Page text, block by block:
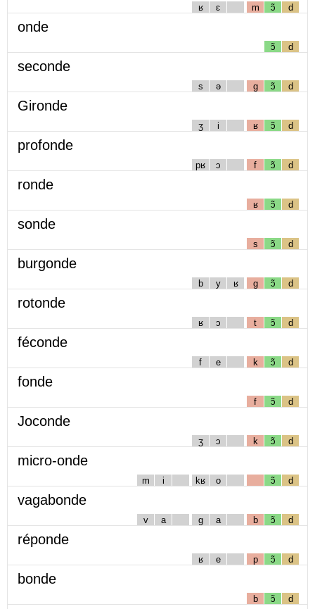
ʁ ɛ m ɔ̃ d
onde
ɔ̃ d
seconde
s ə g ɔ̃ d
Gironde
ʒ i ʁ ɔ̃ d
profonde
pʁ ɔ f ɔ̃ d
ronde
ʁ ɔ̃ d
sonde
s ɔ̃ d
burgonde
b y ʁ g ɔ̃ d
rotonde
ʁ ɔ t ɔ̃ d
féconde
f e k ɔ̃ d
fonde
f ɔ̃ d
Joconde
ʒ ɔ k ɔ̃ d
micro-onde
m i kʁ o ɔ̃ d
vagabonde
v a g a b ɔ̃ d
réponde
ʁ e p ɔ̃ d
bonde
b ɔ̃ d